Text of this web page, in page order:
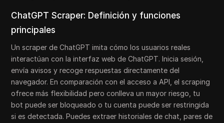
ChatGPT Scraper: Definición y funciones
principales
Un scraper de ChatGPT imita cómo los usuarios reales
interactúan con la interfaz web de ChatGPT. Inicia sesión,
envía avisos y recoge respuestas directamente del
navegador. En comparación con el acceso a API, el scraping
ofrece más flexibilidad pero conlleva un mayor riesgo, tu
bot puede ser bloqueado o tu cuenta puede ser restringida
si es detectada. Puedes extraer historiales de chat, pares de